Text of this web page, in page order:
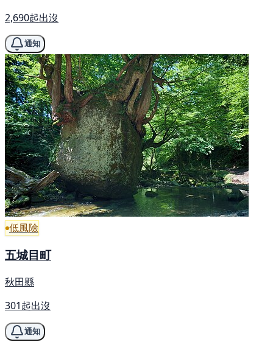
2,690起出沒
通知
低風險
五城目町
秋田縣
301起出沒
通知